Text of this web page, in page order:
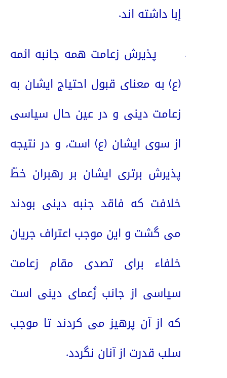
إبا داشته اند.
پذیرش زعامت همه جانبه ائمه
(ع) به معنای قبول احتیاج ایشان به
زعامت دینی و در عین حال سیاسی
از سوی ایشان (ع) است، و در نتیجه
پذیرش برتری ایشان بر رهبران خطّ
خلافت که فاقد جنبه دینی بودند
می گشت و این موجب اعتراف جریان
خلفاء برای تصدی مقام زعامت
سیاسی از جانب زُعمای دینی است
که از آن پرهیز می کردند تا موجب
سلب قدرت از آنان نگردد.